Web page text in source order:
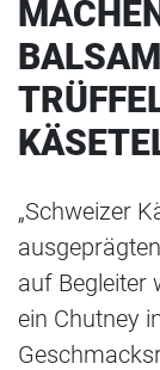
„Schweizer
auf Begleiter
ein Chutney